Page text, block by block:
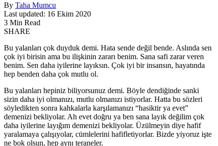
By Taha Mumcu
Last updated: 16 Ekim 2020
3 Min Read
SHARE
Bu yalanları çok duyduk demi. Hata sende değil bende. Aslında sen
çok iyi birisin ama bu ilişkinin zararı benim. Sana safi zarar veren
benim. Sen daha iyilerine layıksın. Çok iyi bir insansın, hayatında
hep benden daha çok mutlu ol.
Bu yalanları hepiniz biliyorsunuz demi. Böyle dendiğinde sanki
sizin daha iyi olmanızı, mutlu olmanızı istiyorlar. Hatta bu sözleri
söyledikten sonra kahkalarla karşılamanızı “hasiktir ya evet”
demenizi bekliyolar. Ah evet doğru ya ben sana layık değilim çok
daha iyilerine layığım demenizi bekliyolar. Üzülmeyin diye hafif
yaralamaya çalışıyolar, cümlelerini hafifletiyorlar. Bizde yiyoruz işte
ne bok olsun, hep aynı teraneler.